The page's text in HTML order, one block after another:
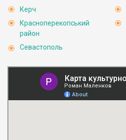
Керч
Красноперекопський
район
Севастополь